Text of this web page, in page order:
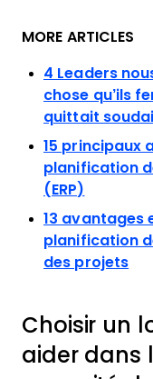
MORE ARTICLES
4 Leaders
chose qu’ils
quittait
15 principaux
planification
(ERP)
13 avantages
planification
des projets
Choisir un
aider dans